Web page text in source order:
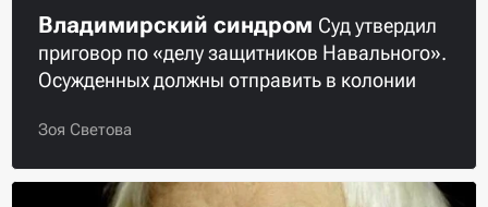
Владимирский синдром Суд утвердил
приговор по «делу защитников Навального».
Осужденных должны отправить в колонии
Зоя Светова